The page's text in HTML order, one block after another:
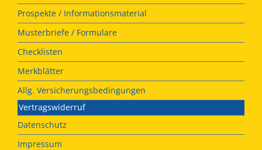
Prospekte / Informationsmaterial
Musterbriefe / Formulare
Checklisten
Merkblätter
Allg. Versicherungsbedingungen
Vertragswiderruf
Datenschutz
Impressum